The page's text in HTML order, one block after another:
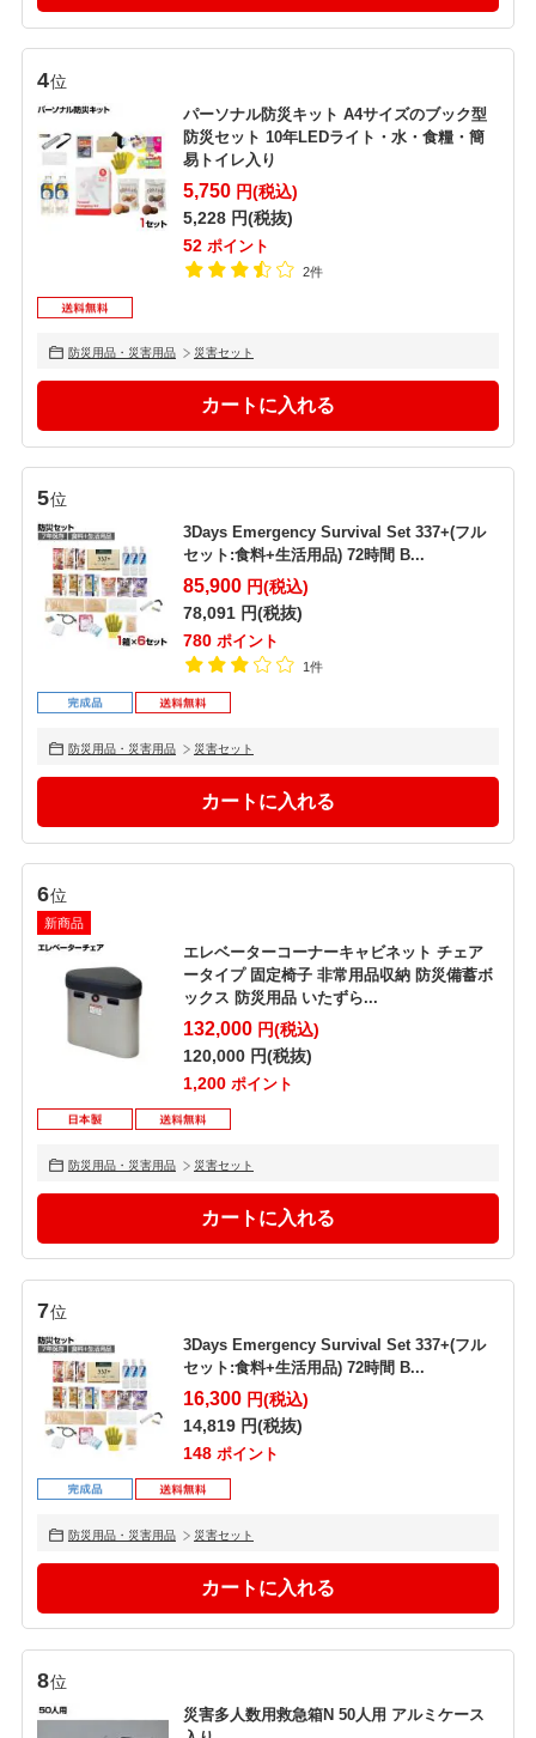
4位
パーソナル防災キット A4サイズのブック型
防災セット 10年LEDライト・水・食糧・簡
易トイレ入り
5,750円(税込)
5,228円(税抜)
52 ポイント
2件
防災用品・災害用品 災害セット
5位
3Days Emergency Survival Set 337+(フル
セット:食料+生活用品) 72時間 B...
85,900円(税込)
78,091円(税抜)
780 ポイント
1件
防災用品・災害用品 災害セット
6位
新商品
エレベーターコーナーキャビネット チェア
ータイプ 固定椅子 非常用品収納 防災備蓄ボ
ックス 防災用品 いたずら...
132,000円(税込)
120,000円(税抜)
1,200 ポイント
防災用品・災害用品 災害セット
7位
3Days Emergency Survival Set 337+(フル
セット:食料+生活用品) 72時間 B...
16,300円(税込)
14,819円(税抜)
148 ポイント
防災用品・災害用品 災害セット
8位
災害多人数用救急箱N 50人用 アルミケース